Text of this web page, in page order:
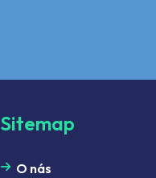
Sitemap
O nás